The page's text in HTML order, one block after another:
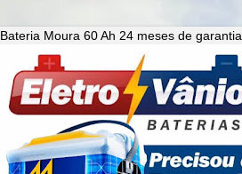
Bateria Moura 60 Ah 24 meses de garantia